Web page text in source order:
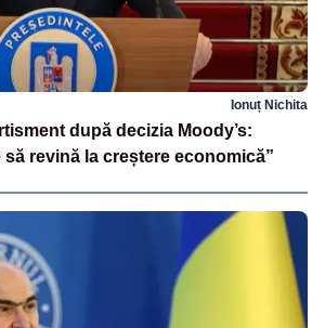
Ionuț Nichita
după decizia Moody’s:
să revină la creștere economică”